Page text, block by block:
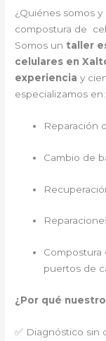
¿Quiénes somos
compostura de
Somos un taller
celulares en
experiencia y
especializamos en:
Reparación
Cambio de
Compostura
puertos de
¿Por qué
✅ Diagnóstico sin